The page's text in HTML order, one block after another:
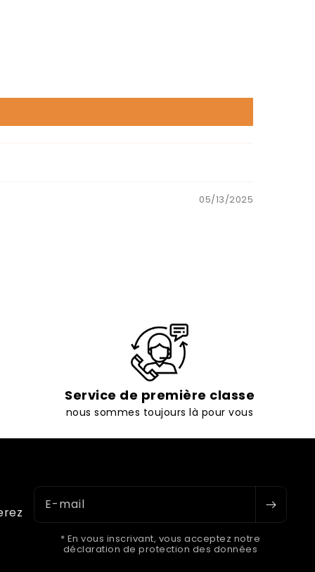
05/13/2025
Service de première classe
nous sommes toujours là pour vous
E-mail
* En vous inscrivant, vous acceptez notre
déclaration de protection des données